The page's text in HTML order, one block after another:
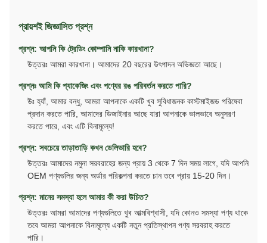
প্রায়শই জিজ্ঞাসিত প্রশ্ন
প্রশ্ন: আপনি কি ট্রেডিং কোম্পানি নাকি কারখানা?
উত্তরঃ আমরা কারখানা। আমাদের 20 বছরের উৎপাদন অভিজ্ঞতা আছে।
প্রশ্নঃ আমি কি প্যাকেজিং এবং পণ্যের রঙ পরিবর্তন করতে পারি?
উঃ হ্যাঁ, আমার বন্ধু, আমরা আপনাকে একটি খুব সুবিধাজনক কাস্টমাইজড পরিষেবা
প্রদান করতে পারি, আমাদের ডিজাইনার আছে যারা আপনাকে ভালভাবে অনুসরণ
করতে পারে, এবং এটি বিনামূল্যে!
প্রশ্ন: সবচেয়ে তাড়াতাড়ি কখন ডেলিভারি হবে?
উত্তরঃ আমাদের নমুনা সরবরাহের জন্য প্রায় 3 থেকে 7 দিন সময় লাগে, যদি আপনি
OEM পণ্যগুলির জন্য অর্ডার পরিকল্পনা করতে চান তবে প্রায় 15-20 দিন।
প্রশ্ন: মানের সমস্যা হলে আমার কী করা উচিত?
উত্তরঃ আমরা আমাদের পণ্যগুলিতে খুব আত্মবিশ্বাসী, যদি কোনও সমস্যা পণ্য থাকে
তবে আমরা আপনাকে বিনামূল্যে একটি নতুন প্রতিস্থাপন পণ্য সরবরাহ করতে
পারি।